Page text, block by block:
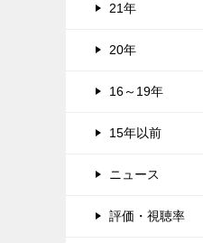
21年
20年
16～19年
15年以前
ニュース
評価・視聴率